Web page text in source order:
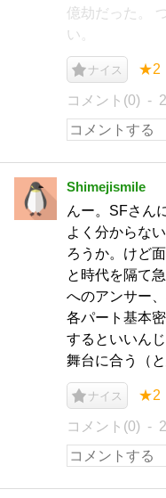
億劫だった。
い。
ナイス ★2
コメント(0)
Shimejismile
んー。SFさん
よく分からな
ろうか。けど
と時代を隔て
へのアンサー
各パート基本
するといいん
舞台に合う（
ナイス ★2
コメント(0)